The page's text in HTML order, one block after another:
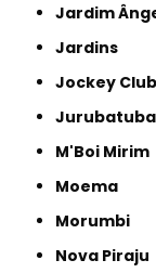
Jardim
Jardins
Jockey Club
Jurubatuba
M'Boi Mirim
Moema
Morumbi
Nova Piraju